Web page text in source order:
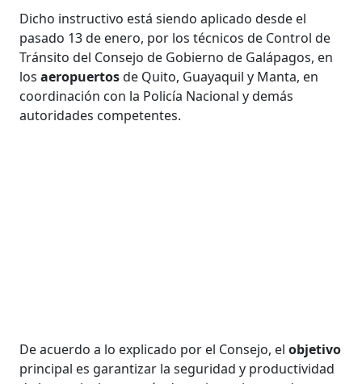
Dicho instructivo está siendo aplicado desde el
pasado 13 de enero, por los técnicos de Control de
Tránsito del Consejo de Gobierno de Galápagos, en
los aeropuertosde Quito, Guayaquil y Manta, en
coordinación con la Policía Nacional y demás
autoridades competentes.
De acuerdo a lo explicado por el Consejo, elobjetivo
principal es garantizar la seguridad y productividad